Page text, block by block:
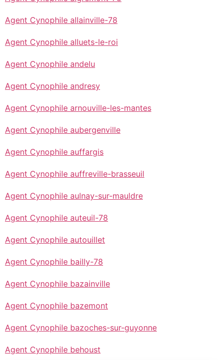
Agent Cynophile allainville-78
Agent Cynophile alluets-le-roi
Agent Cynophile andelu
Agent Cynophile andresy
Agent Cynophile arnouville-les-mantes
Agent Cynophile aubergenville
Agent Cynophile auffargis
Agent Cynophile auffreville-brasseuil
Agent Cynophile aulnay-sur-mauldre
Agent Cynophile auteuil-78
Agent Cynophile autouillet
Agent Cynophile bailly-78
Agent Cynophile bazainville
Agent Cynophile bazemont
Agent Cynophile bazoches-sur-guyonne
Agent Cynophile behoust